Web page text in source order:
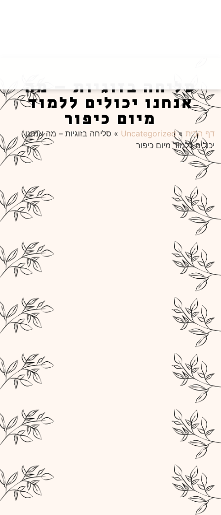
סליחה בזוגיות – מה
אנחנו יכולים ללמוד
מיום כיפור
דף הבית »
Uncategorized
» סליחה בזוגיות – מה אנחנו
יכולים ללמוד מיום כיפור